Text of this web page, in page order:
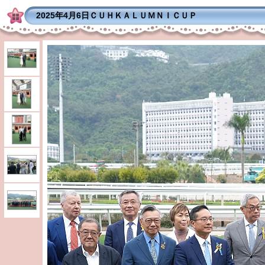
2025年4月6日ＣＵＨＫＡＬＵＭＮＩＣＵＰ